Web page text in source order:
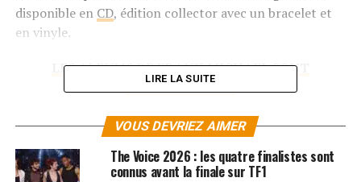
disponible en CD, édition collector avec un bracelet et
en vinyle.
LES ALBUMS DE FRANK MICHAEL SONT
DISPONIBLES ICI
SUJETS ASSOCIÉS: FRANK MICHAEL LARA FABIAN
LIRE LA SUITE
VOUS DEVRIEZ AIMER
The Voice 2026 : les quatre finalistes sont
connus avant la finale sur TF1